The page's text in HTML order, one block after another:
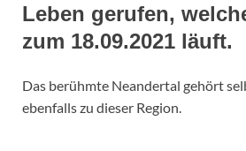
Leben gerufen,
zum 18.09.2021 läuft.
Das berühmte Neandertal gehört
ebenfalls zu dieser Region.